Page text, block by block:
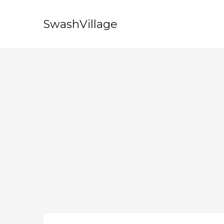
SwashVillage